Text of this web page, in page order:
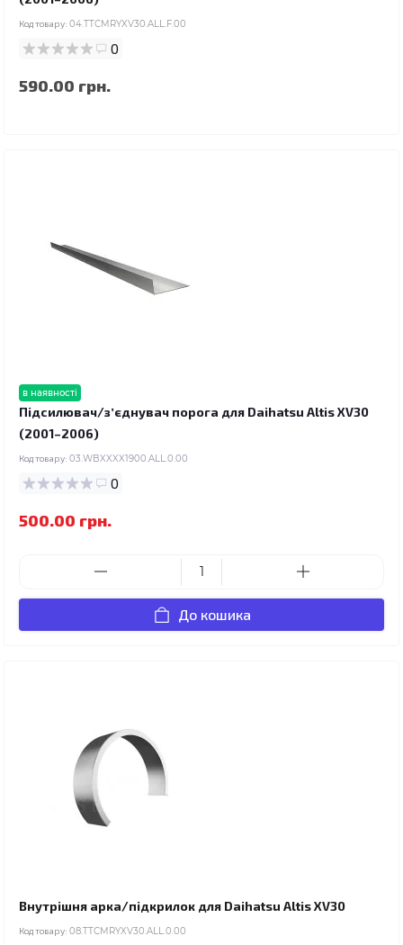
Код товару: 04.TTCMRYXV30.ALL.F.00
0
590.00 грн.
в наявності
Підсилювач/зʼєднувач порога для Daihatsu Altis XV30
(2001–2006)
Код товару: 03.WBXXXX1900.ALL.0.00
0
500.00 грн.
До кошика
Внутрішня арка/підкрилок для Daihatsu Altis XV30
Код товару: 08.TTCMRYXV30.ALL.0.00